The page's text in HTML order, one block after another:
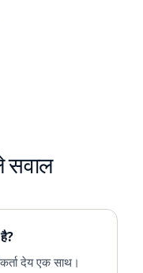
सवाल
देय एक साथ।